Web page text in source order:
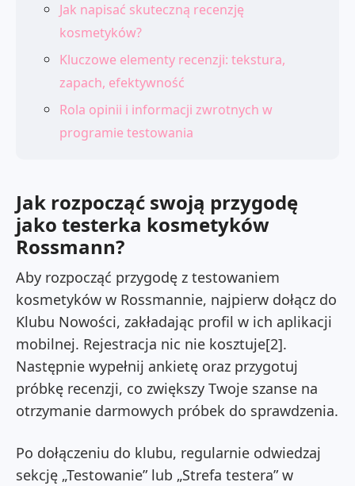
Jak napisać skuteczną recenzję
kosmetyków?
Kluczowe elementy recenzji: tekstura,
zapach, efektywność
Rola opinii i informacji zwrotnych w
programie testowania
Jak rozpocząć swoją przygodę
jako testerka kosmetyków
Rossmann?
Aby rozpocząć przygodę z testowaniem
kosmetyków w Rossmannie, najpierw dołącz do
Klubu Nowości, zakładając profil w ich aplikacji
mobilnej. Rejestracja nic nie kosztuje[2].
Następnie wypełnij ankietę oraz przygotuj
próbkę recenzji, co zwiększy Twoje szanse na
otrzymanie darmowych próbek do sprawdzenia.
Po dołączeniu do klubu, regularnie odwiedzaj
sekcję „Testowanie” lub „Strefa testera” w